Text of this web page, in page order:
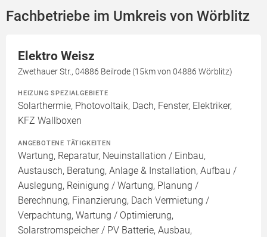
Fachbetriebe im Umkreis von Wörblitz
Elektro Weisz
Zwethauer Str., 04886 Beilrode (15km von 04886 Wörblitz)
HEIZUNG SPEZIALGEBIETE
Solarthermie, Photovoltaik, Dach, Fenster, Elektriker,
KFZ Wallboxen
ANGEBOTENE TÄTIGKEITEN
Wartung, Reparatur, Neuinstallation / Einbau,
Austausch, Beratung, Anlage & Installation, Aufbau /
Auslegung, Reinigung / Wartung, Planung /
Berechnung, Finanzierung, Dach Vermietung /
Verpachtung, Wartung / Optimierung,
Solarstromspeicher / PV Batterie, Ausbau,